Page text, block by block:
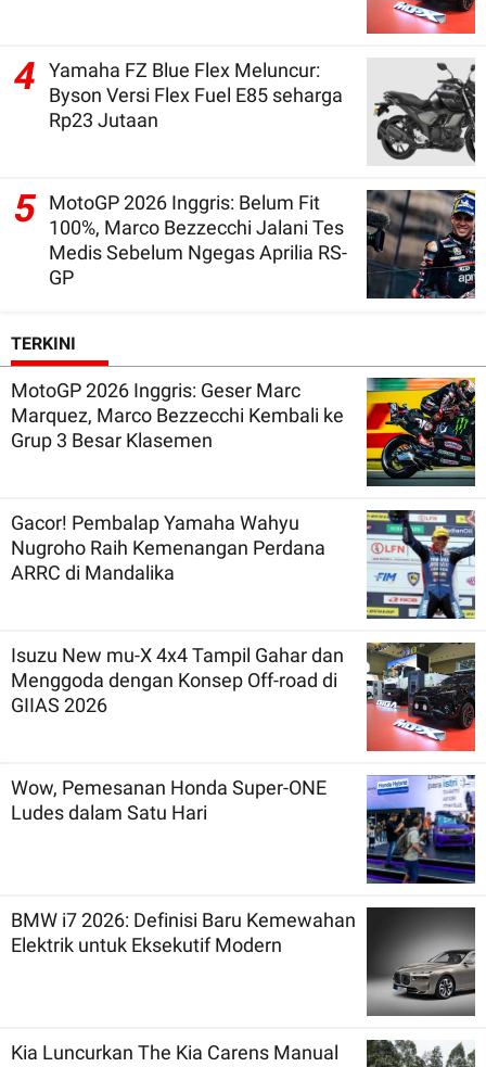
4
Yamaha FZ Blue Flex Meluncur:
Byson Versi Flex Fuel E85 seharga
Rp23 Jutaan
5 MotoGP 2026 Inggris: Belum Fit
100%, Marco Bezzecchi Jalani Tes
Medis Sebelum Ngegas Aprilia RS-
GP
TERKINI
MotoGP 2026 Inggris: Geser Marc
Marquez, Marco Bezzecchi Kembali ke
Grup 3 Besar Klasemen
Gacor! Pembalap Yamaha Wahyu
Nugroho Raih Kemenangan Perdana
ARRC di Mandalika
Isuzu New mu-X 4x4 Tampil Gahar dan
Menggoda dengan Konsep Off-road di
GIIAS 2026
Wow, Pemesanan Honda Super-ONE
Ludes dalam Satu Hari
BMW i7 2026: Definisi Baru Kemewahan
Elektrik untuk Eksekutif Modern
Kia Luncurkan The Kia Carens Manual